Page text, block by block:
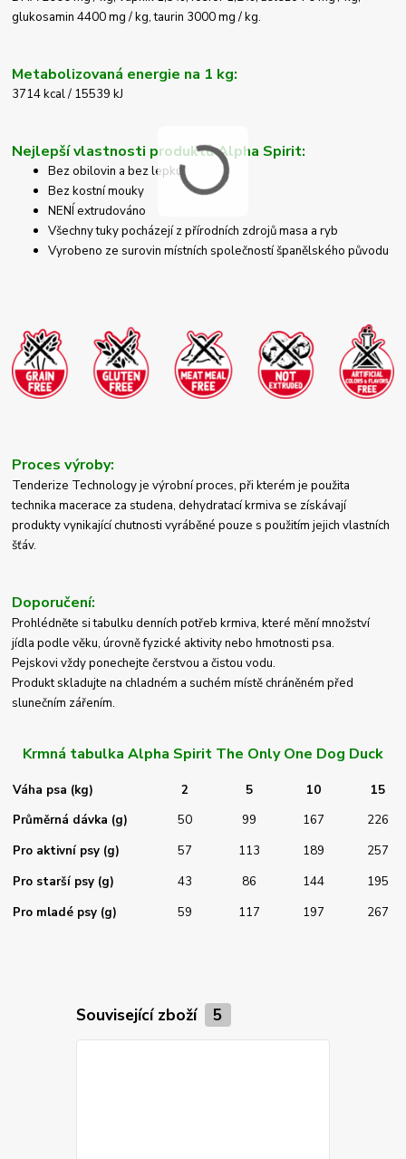
glukosamin 4400 mg / kg, taurin 3000 mg / kg.
Metabolizovaná energie na 1 kg:
3714 kcal / 15539 kJ
Nejlepší vlastnosti produktů Alpha Spirit:
Bez obilovin a bez lepku.
Bez kostní mouky
NENÍ extrudováno
Všechny tuky pocházejí z přírodních zdrojů masa a ryb
Vyrobeno ze surovin místních společností španělského původu
Proces výroby:
Tenderize Technology je výrobní proces, při kterém je použita
technika ​​macerace za studena, dehydratací krmiva se získávají
produkty vynikající chutnosti vyráběné pouze s použitím jejich vlastních
šťáv.
Doporučení:
Prohlédněte si tabulku denních potřeb krmiva, které mění množství
jídla podle věku, úrovně fyzické aktivity nebo hmotnosti psa.
Pejskovi vždy ponechejte čerstvou a čistou vodu.
Produkt skladujte na chladném a suchém místě chráněném před
slunečním zářením.
Krmná tabulka Alpha Spirit The Only One Dog Duck
Váha psa (kg) 2 5 10
15
Průměrná dávka (g)
50 99 167
226
Pro aktivní psy (g)
57 113 189
257
Pro starší psy (g)
43 86 144
195
Pro mladé psy (g)
59 117 197 267
Související zboží 5